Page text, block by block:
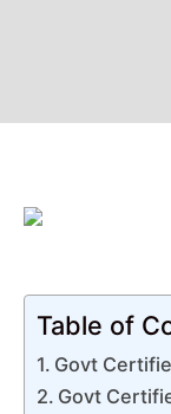
Table of
Govt
Govt